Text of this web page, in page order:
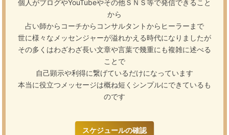
個人がブログやYouTubeやその他ＳＮＳ等で発信できること
から
占い師からコーチからコンサルタントからヒーラーまで
世に様々なメッセンジャーが溢れかえる時代になりましたが
その多くはわざわざ長い文章や言葉で幾重にも複雑に述べる
ことで
自己顕示や利得に繋げているだけになっています
本当に役立つメッセージは概ね短くシンプルにできているも
のです
スケジュールの確認